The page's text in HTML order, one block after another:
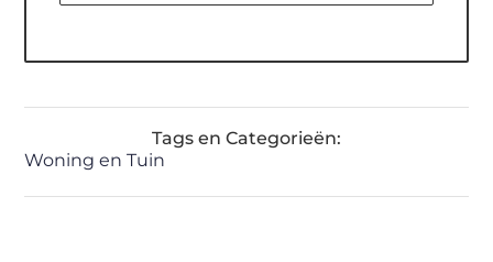
Tags en Categorieën:
Woning en Tuin